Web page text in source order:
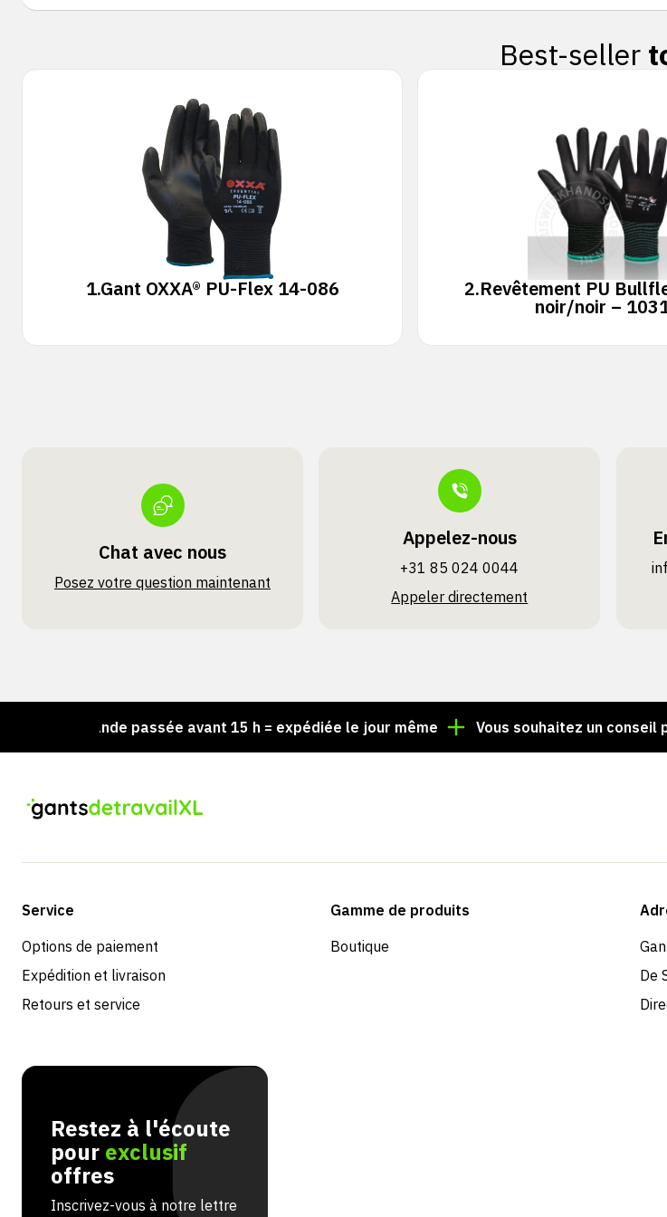
Best-seller
1.Gant OXXA® PU-Flex 14-086 2.Revêtement PU
noir/noir –
Chat avec nous
Posez votre question maintenant
Appelez-nous
+31 85 024 0044
Appeler directement
passée avant 15 h = expédiée le jour même Vous souhaitez un conseil
Service
Options de paiement
Expédition et livraison
Retours et service
Gamme de produits
Boutique
De
Restez à l'écoute
pour exclusif
offres
Inscrivez-vous à notre lettre